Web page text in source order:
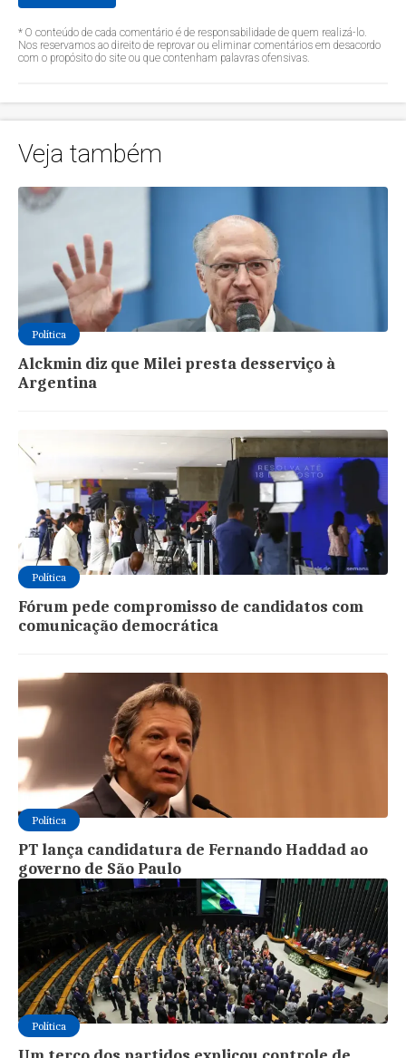
* O conteúdo de cada comentário é de responsabilidade de quem realizá-lo.
Nos reservamos ao direito de reprovar ou eliminar comentários em desacordo
com o propósito do site ou que contenham palavras ofensivas.
Veja também
Política
Alckmin diz que Milei presta desserviço à
Argentina
Política
Fórum pede compromisso de candidatos com
comunicação democrática
Política
PT lança candidatura de Fernando Haddad ao
governo de São Paulo
Política